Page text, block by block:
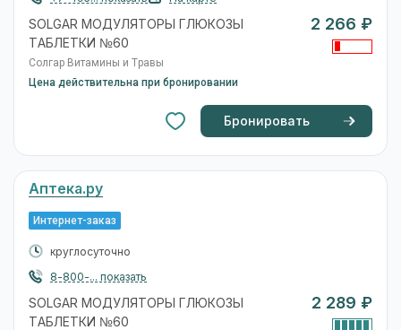
SOLGAR МОДУЛЯТОРЫ ГЛЮКОЗЫ
ТАБЛЕТКИ №60
Солгар Витамины и Травы
Цена действительна при бронировании
2 266 ₽
Бронировать
Аптека.ру
Интернет-заказ
круглосуточно
8-800-... показать
SOLGAR МОДУЛЯТОРЫ ГЛЮКОЗЫ
ТАБЛЕТКИ №60
2 289 ₽